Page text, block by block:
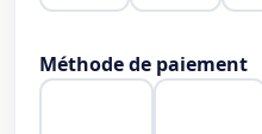
Méthode de paiement